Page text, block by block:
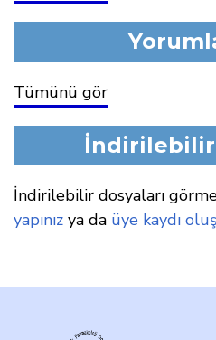
Tümünü gör
İndirilebilir dosyaları
yapınız ya da üye kaydı